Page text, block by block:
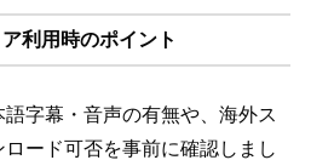
利用時のポイント
語字幕・音声の有無や、海外ス
ロード可否を事前に確認しまし